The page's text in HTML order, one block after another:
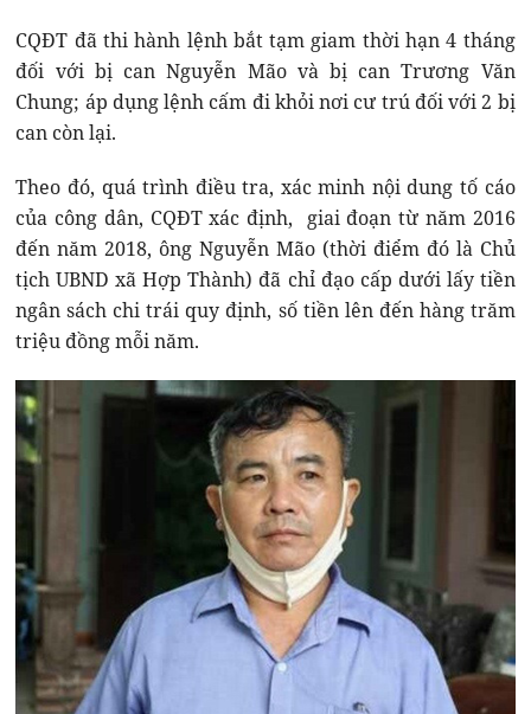
CQĐT đã thi hành lệnh bắt tạm giam thời hạn 4 tháng
đối với bị can Nguyễn Mão và bị can Trương Văn
Chung; áp dụng lệnh cấm đi khỏi nơi cư trú đối với 2 bị
can còn lại.
Theo đó, quá trình điều tra, xác minh nội dung tố cáo
của công dân, CQĐT xác định, giai đoạn từ năm 2016
đến năm 2018, ông Nguyễn Mão (thời điểm đó là Chủ
tịch UBND xã Hợp Thành) đã chỉ đạo cấp dưới lấy tiền
ngân sách chi trái quy định, số tiền lên đến hàng trăm
triệu đồng mỗi năm.